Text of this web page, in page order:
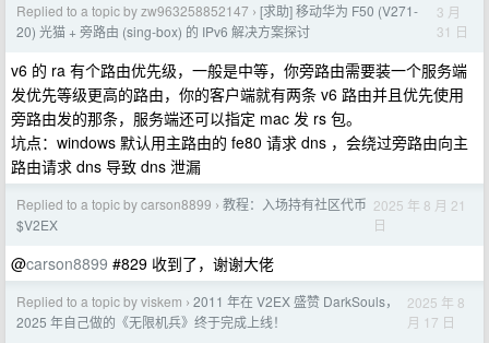
Replied to a topic by zw963258852147 › [求助] 移动华为 F50 (V271-
20) 光猫 + 旁路由 (sing-box) 的 IPv6 解决方案探讨
3 月
31 日
v6 的 ra 有个路由优先级，一般是中等，你旁路由需要装一个服务端
发优先等级更高的路由，你的客户端就有两条 v6 路由并且优先使用
旁路由发的那条，服务端还可以指定 mac 发 rs 包。
坑点：windows 默认用主路由的 fe80 请求 dns ，会绕过旁路由向主
路由请求 dns 导致 dns 泄漏
Replied to a topic by carson8899 › 教程：入场持有社区代币
$V2EX
2025 年 8 月 21
日
@carson8899 #829 收到了，谢谢大佬
Replied to a topic by viskem › 2011 年在 V2EX 盛赞 DarkSouls，
2025 年自己做的《无限机兵》终于完成上线！
2025 年 8
月 17 日